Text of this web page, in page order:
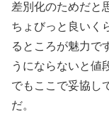
差別化のためだと
ちょびっと良いく
るところが魅力で
うにならないと値
でもここで妥協し
だ。